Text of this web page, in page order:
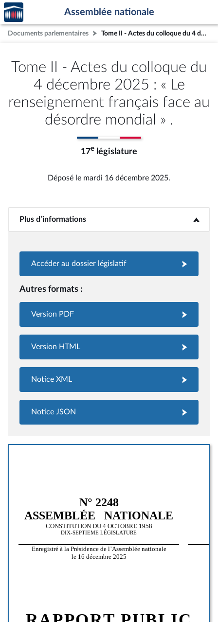
Aller au contenu
Aller en bas de la page
Accèder
à la
page
d'accueil
Assemblée nationale
Documents parlementaires Tome II - Actes du colloque du 4 décembre 2025 : « Le renseignement français face au désordre mondial » .
Tome II - Actes du colloque du
4 décembre 2025 : « Le
renseignement français face au
désordre mondial » .
17e législature
Déposé le mardi 16 décembre 2025.
Plus d’informations<b>Plus d’informations</b>
Accéder au dossier législatif
Autres formats :
Version PDF
Version HTML
Notice XML
Notice JSON